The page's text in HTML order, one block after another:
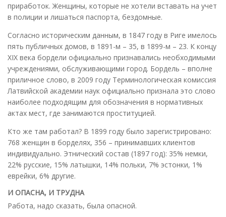
приработок. Женщины, которые не хотели вставать на учет
в полиции и лишаться паспорта, бездомные.
Согласно историческим данным, в 1847 году в Риге имелось
пять публичных домов, в 1891-м – 35, в 1899-м – 23. К концу
XIX века бордели официально признавались необходимыми
учреждениями, обслуживающими город. Бордель – вполне
приличное слово, в 2009 году Терминологическая комиссия
Латвийской академии наук официально признала это слово
наиболее подходящим для обозначения в нормативных
актах мест, где занимаются проституцией.
Кто же там работал? В 1899 году было зарегистрировано:
768 женщин в борделях, 356 – принимавших клиентов
индивидуально. Этнический состав (1897 год): 35% немки,
22% русские, 15% латышки, 14% польки, 7% эстонки, 1%
еврейки, 6% другие.
И ОПАСНА, И ТРУДНА
Работа, надо сказать, была опасной.